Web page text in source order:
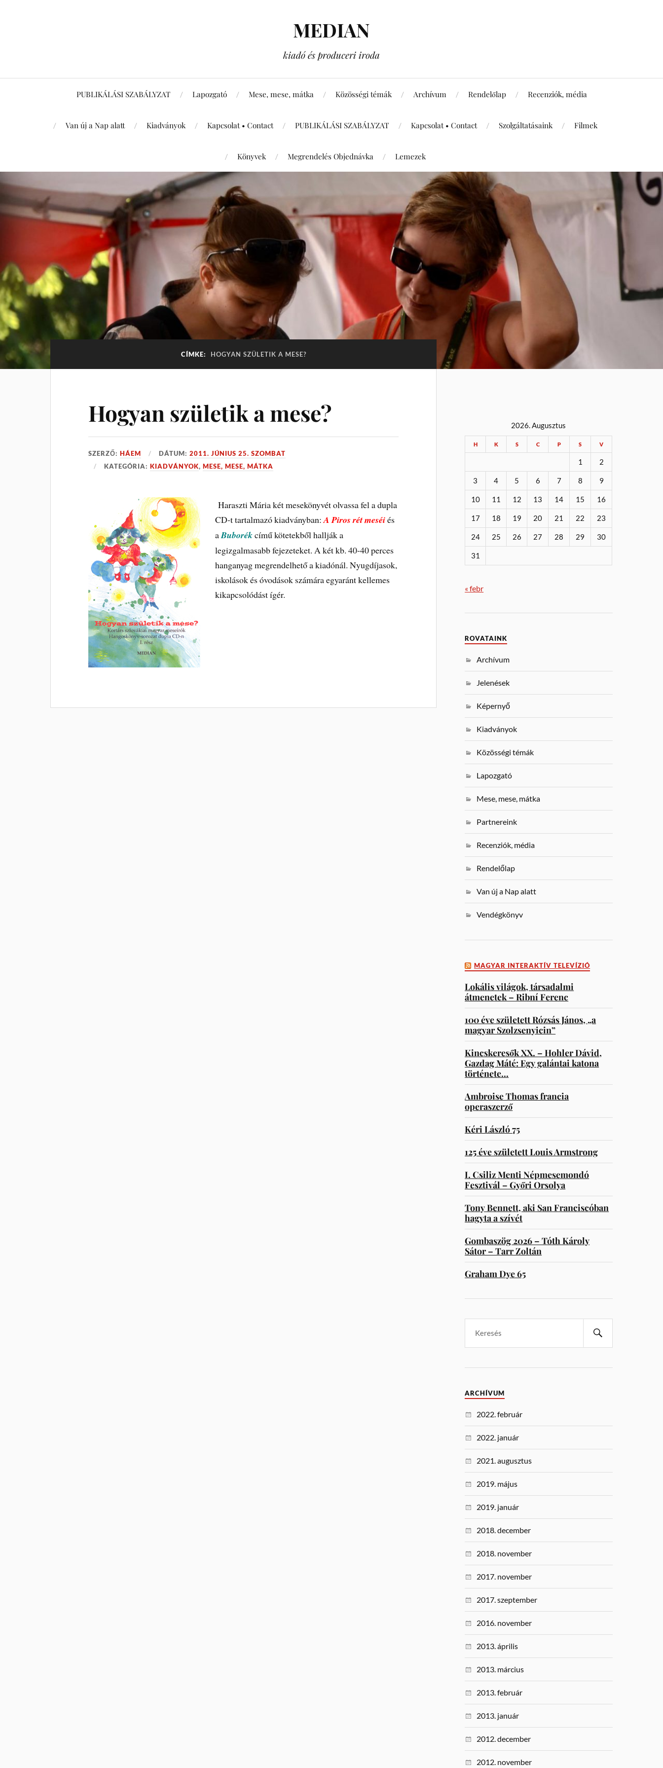
MEDIAN
kiadó és produceri iroda
PUBLIKÁLÁSI SZABÁLYZAT Lapozgató Mese, mese, mátka Közösségi témák Archívum Rendelőlap Recenziók, média
Van új a Nap alatt Kiadványok Kapcsolat • Contact PUBLIKÁLÁSI SZABÁLYZAT Kapcsolat • Contact Szolgáltatásaink Filmek
Könyvek Megrendelés Objednávka Lemezek
CÍMKE: HOGYAN SZÜLETIK A MESE?
Hogyan születik a mese?
SZERZŐ:HÁEM DÁTUM:2011. JÚNIUS 25. SZOMBAT
KATEGÓRIA:KIADVÁNYOK,MESE, MESE, MÁTKA
Haraszti Mária két mesekönyvét olvassa fel a dupla
CD-t tartalmazó kiadványban:A Piros rét meséiés
aBuborékcímű kötetekből hallják a
legizgalmasabb fejezeteket. A két kb. 40-40 perces
hanganyag megrendelhető a kiadónál. Nyugdíjasok,
iskolások és óvodások számára egyaránt kellemes
kikapcsolódást ígér.
2026. Augusztus
H K S C P S V
1 2
3 4 5 6 7 8 9
10 11 12 13 14 15 16
17 18 19 20 21 22 23
24 25 26 27 28 29 30
31
« febr
ROVATAINK
Archívum
Jelenések
Képernyő
Kiadványok
Közösségi témák
Lapozgató
Mese, mese, mátka
Partnereink
Recenziók, média
Rendelőlap
Van új a Nap alatt
Vendégkönyv
MAGYAR INTERAKTÍV TELEVÍZIÓ
Lokális világok, társadalmi
átmenetek – Ribní Ferenc
100 éve született Rózsás János, „a
magyar Szolzsenyicin”
Kincskeresők XX. – Hohler Dávid,
Gazdag Máté: Egy galántai katona
története…
Ambroise Thomas francia
operaszerző
Kéri László 75
125 éve született Louis Armstrong
I. Csiliz Menti Népmesemondó
Fesztivál – Győri Orsolya
Tony Bennett, aki San Franciscóban
hagyta a szívét
Gombaszög 2026 – Tóth Károly
Sátor – Tarr Zoltán
Graham Dye 65
ARCHÍVUM
2022. február
2022. január
2021. augusztus
2019. május
2019. január
2018. december
2018. november
2017. november
2017. szeptember
2016. november
2013. április
2013. március
2013. február
2013. január
2012. december
2012. november